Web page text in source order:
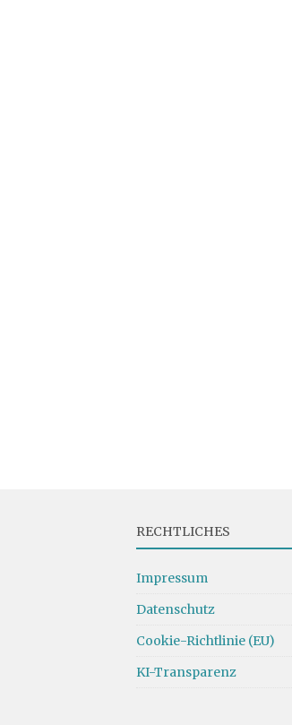
RECHTLICHES
Impressum
Datenschutz
Cookie-Richtlinie (EU)
KI-Transparenz